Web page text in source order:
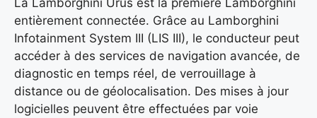
entièrement connectée. Grâce au Lamborghini
Infotainment System III (LIS III), le conducteur peut
accéder à des services de navigation avancée, de
diagnostic en temps réel, de verrouillage à
distance ou de géolocalisation. Des mises à jour
logicielles peuvent être effectuées par voie